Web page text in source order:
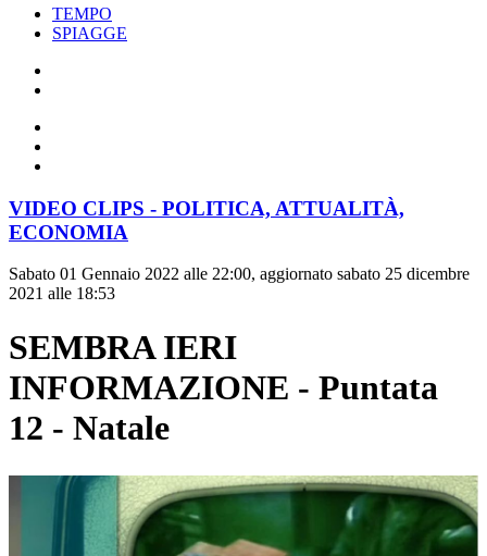
TEMPO
SPIAGGE
VIDEO CLIPS - POLITICA, ATTUALITÀ,
ECONOMIA
Sabato 01 Gennaio 2022 alle 22:00, aggiornato sabato 25 dicembre
2021 alle 18:53
SEMBRA IERI
INFORMAZIONE - Puntata
12 - Natale